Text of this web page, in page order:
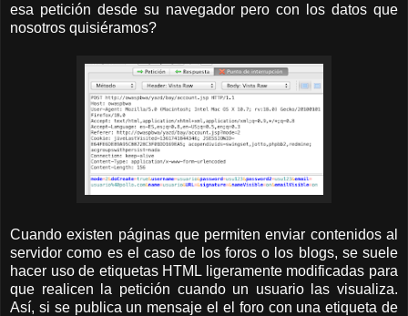
esa petición desde su navegador pero con los datos que
nosotros quisiéramos?
Cuando existen páginas que permiten enviar contenidos al
servidor como es el caso de los foros o los blogs, se suele
hacer uso de etiquetas HTML ligeramente modificadas para
que realicen la petición cuando un usuario las visualiza.
Así, si se publica un mensaje el el foro con una etiqueta de